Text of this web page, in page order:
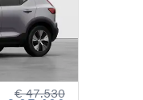
€ 47.530